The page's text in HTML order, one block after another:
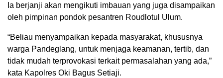
Ia berjanji akan mengikuti imbauan yang juga disampaikan
oleh pimpinan pondok pesantren Roudlotul Ulum.
“Beliau menyampaikan kepada masyarakat, khususnya
warga Pandeglang, untuk menjaga keamanan, tertib, dan
tidak mudah terprovokasi terkait permasalahan yang ada,”
kata Kapolres Oki Bagus Setiaji.